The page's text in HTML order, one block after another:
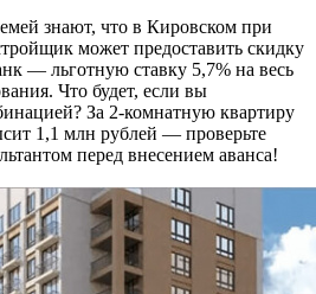
знают, что в Кировском при
может предоставить скидку
— льготную ставку 5,7% на весь
Что будет, если вы
За 2-комнатную квартиру
1,1 млн рублей — проверьте
перед внесением аванса!